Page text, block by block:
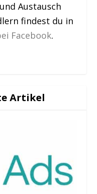
Austausch
findest du in
Facebook.
Artikel